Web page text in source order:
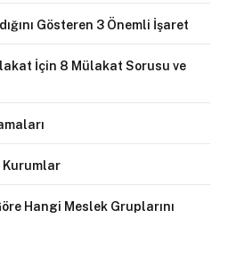
Gösteren 3 Önemli İşaret
İçin 8 Mülakat Sorusu ve
Kurumlar
Hangi Meslek Gruplarını